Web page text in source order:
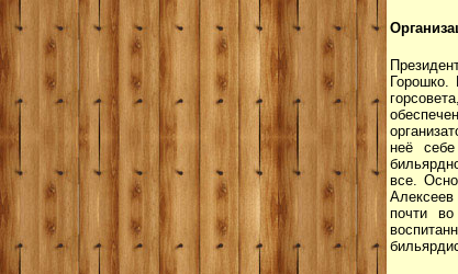
Горошко.
неё
все.
Алексеев
почти